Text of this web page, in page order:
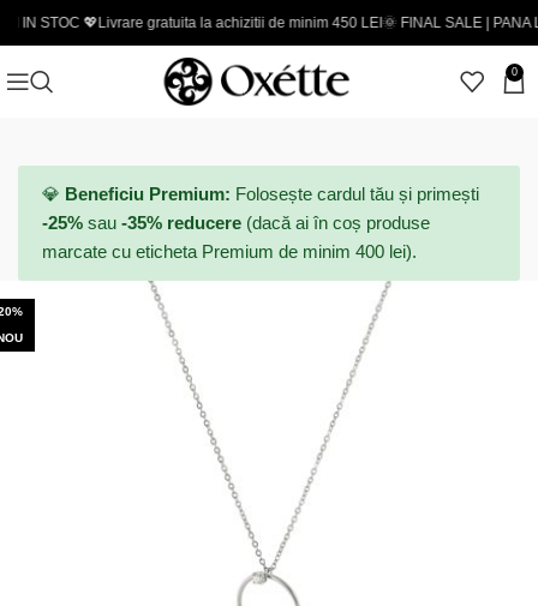
💖Livrare gratuita la achizitii de minim 450 LEI🌞 FINAL SALE | PANA LA -50%
0
💎 Beneficiu Premium: Folosește cardul tău și primești
-25% sau -35% reducere (dacă ai în coș produse
marcate cu eticheta Premium de minim 400 lei).